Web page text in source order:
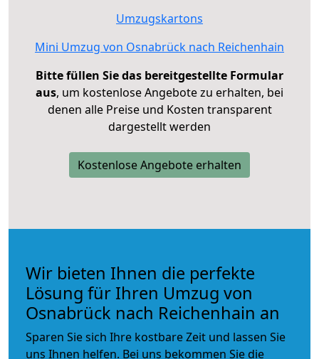
Umzugskartons
Mini Umzug von Osnabrück nach Reichenhain
Bitte füllen Sie das bereitgestellte Formular
aus, um kostenlose Angebote zu erhalten, bei
denen alle Preise und Kosten transparent
dargestellt werden
Kostenlose Angebote erhalten
Wir bieten Ihnen die perfekte
Lösung für Ihren Umzug von
Osnabrück nach Reichenhain an
Sparen Sie sich Ihre kostbare Zeit und lassen Sie
uns Ihnen helfen. Bei uns bekommen Sie die